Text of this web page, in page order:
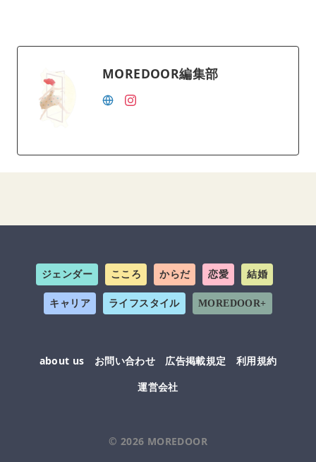
MOREDOOR編集部
ジェンダー こころ からだ 恋愛 結婚
キャリア ライフスタイル MOREDOOR+
about us お問い合わせ 広告掲載規定
利用規約
運営会社
© 2026 MOREDOOR